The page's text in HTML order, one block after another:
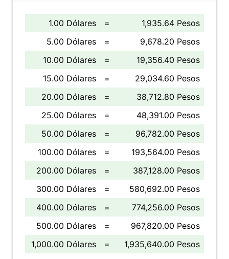
1.00 Dólares =
1,935.64 Pesos
5.00 Dólares
=
9,678.20 Pesos
10.00 Dólares
=
19,356.40 Pesos
15.00 Dólares
=
29,034.60 Pesos
20.00 Dólares
=
38,712.80 Pesos
25.00 Dólares
=
48,391.00 Pesos
50.00 Dólares
=
96,782.00 Pesos
100.00 Dólares
=
193,564.00 Pesos
200.00 Dólares
=
387,128.00 Pesos
300.00 Dólares
=
580,692.00 Pesos
400.00 Dólares
=
774,256.00 Pesos
500.00 Dólares
=
967,820.00 Pesos
1,000.00 Dólares
=
1,935,640.00 Pesos